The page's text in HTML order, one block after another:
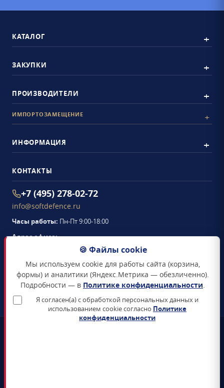
КАТАЛОГ
ЗАКУПКИ
ПРОИЗВОДИТЕЛИ
ИМПОРТОЗАМЕЩЕНИЕ
ИНФОРМАЦИЯ
КОНТАКТЫ
+7 (495) 278-02-72
info@softdefence.ru
Часы работы: Пн-Пт 9:00-18:00
Адрес офиса:
Семёновская набережная, д. 2/1, стр. 1, офис 411
Схема проезда →
ЗАКАЗАТЬ ЗВОНОК
🍪 Файлы cookie
Мы используем cookie для работы сайта (корзина,
формы) и аналитики (Яндекс.Метрика — обезличенно).
Подробности — в Политике конфиденциальности.
Я согласен(а) с обработкой персональных данных и
использованием cookie согласно Политике
конфиденциальности